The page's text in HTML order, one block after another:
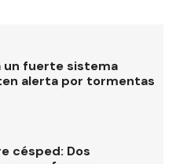
un fuerte sistema
alerta por tormentas
césped: Dos